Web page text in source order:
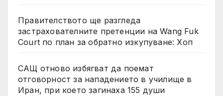
Правителството ще разгледа
застрахователните претенции на Wang Fuk
Court по план за обратно изкупуване: Хоп
САЩ отново избягват да поемат
отговорност за нападението в училище в
Иран, при което загинаха 155 души